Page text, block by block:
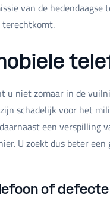
van de
terechtkomt.
u niet zomaar in de
schadelijk voor het
een verspilling
U zoekt dus beter
of